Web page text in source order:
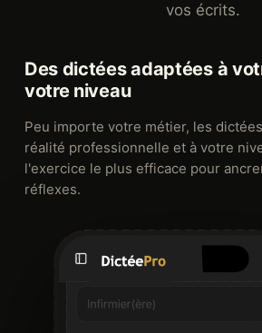
vos écrits.
Des dictées adaptées à
votre niveau
Peu importe votre métier, les
réalité professionnelle et à votre
l'exercice le plus efficace pour
réflexes.